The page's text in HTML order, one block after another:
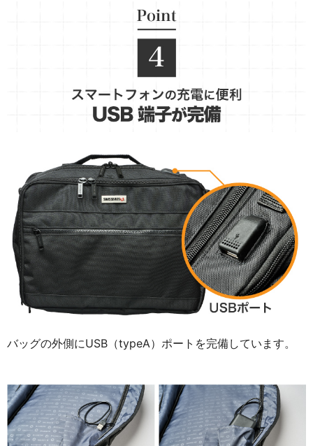
バッグの外側にUSB（typeA）ポートを完備しています。